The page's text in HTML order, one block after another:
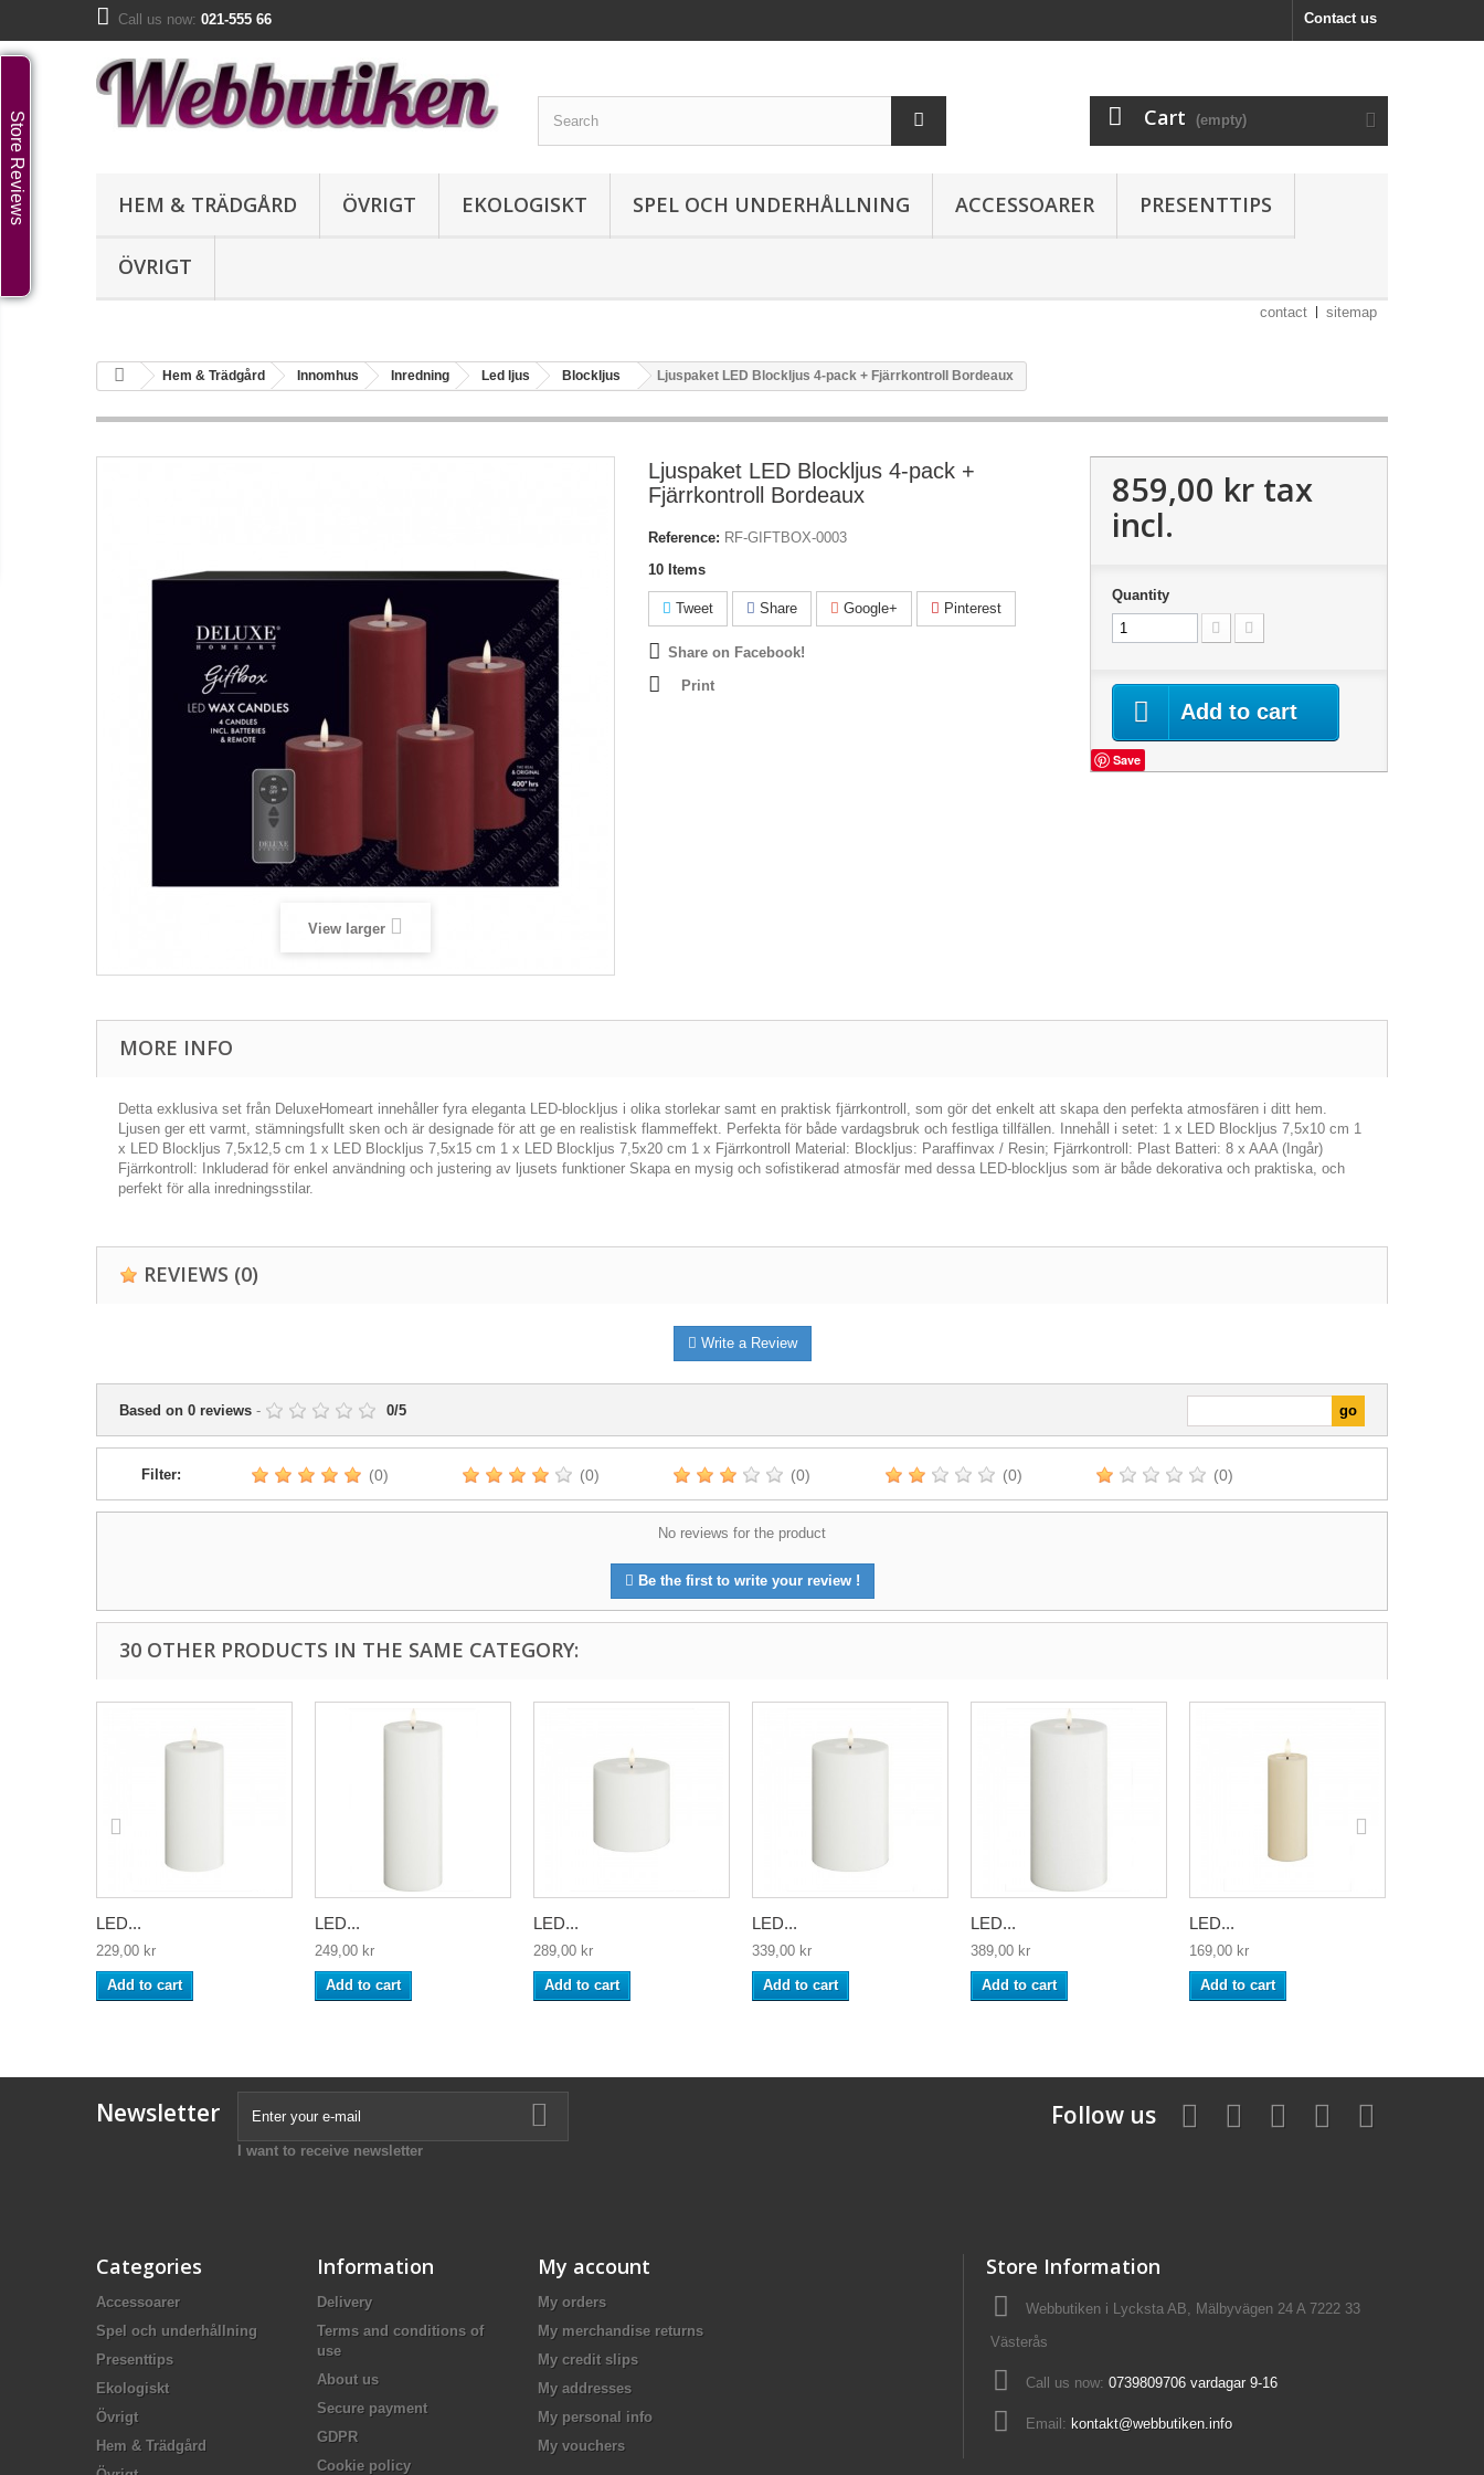
Contact us
Call us now: 021-555 66
Cart (empty)
HEM & TRÄDGÅRD ÖVRIGT EKOLOGISKT SPEL OCH UNDERHÅLLNING ACCESSOARER PRESENTTIPS
ÖVRIGT
contact sitemap
Hem & Trädgård Innomhus Inredning Led ljus Blockljus Ljuspaket LED Blockljus 4-pack + Fjärrkontroll Bordeaux
View larger
Ljuspaket LED Blockljus 4-pack +
Fjärrkontroll Bordeaux
Reference: RF-GIFTBOX-0003
10 Items
Tweet Share Google+ Pinterest
Share on Facebook!
Print
859,00 krtax
incl.
Quantity
Add to cart
Save
MORE INFO
Detta exklusiva set från DeluxeHomeart innehåller fyra eleganta LED-blockljus i olika storlekar samt en praktisk fjärrkontroll, som gör det enkelt att skapa den perfekta atmosfären i ditt hem.
Ljusen ger ett varmt, stämningsfullt sken och är designade för att ge en realistisk flammeffekt. Perfekta för både vardagsbruk och festliga tillfällen. Innehåll i setet: 1 x LED Blockljus 7,5x10 cm 1
x LED Blockljus 7,5x12,5 cm 1 x LED Blockljus 7,5x15 cm 1 x LED Blockljus 7,5x20 cm 1 x Fjärrkontroll Material: Blockljus: Paraffinvax / Resin; Fjärrkontroll: Plast Batteri: 8 x AAA (Ingår)
Fjärrkontroll: Inkluderad för enkel användning och justering av ljusets funktioner Skapa en mysig och sofistikerad atmosfär med dessa LED-blockljus som är både dekorativa och praktiska, och
perfekt för alla inredningsstilar.
REVIEWS (0)
Write a Review
Based on 0 reviews - 0/5
Filter: (0) (0) (0) (0) (0)
No reviews for the product
Be the first to write your review !
30 OTHER PRODUCTS IN THE SAME CATEGORY:
LED...
229,00 kr
Add to cart
LED...
249,00 kr
Add to cart
LED...
289,00 kr
Add to cart
LED...
339,00 kr
Add to cart
LED...
389,00 kr
Add to cart
LED...
169,00 kr
Add to cart
Newsletter
I want to receive newsletter
Follow us
Categories
Accessoarer
Spel och underhållning
Presenttips
Ekologiskt
Övrigt
Hem & Trädgård
Information
Delivery
Terms and conditions of
use
About us
Secure payment
GDPR
Cookie policy
My account
My orders
My merchandise returns
My credit slips
My addresses
My personal info
My vouchers
Store Information
Webbutiken i Lycksta AB, Mälbyvägen 24 A 7222 33
Västerås
Call us now: 0739809706 vardagar 9-16
Email: kontakt@webbutiken.info
Store Reviews